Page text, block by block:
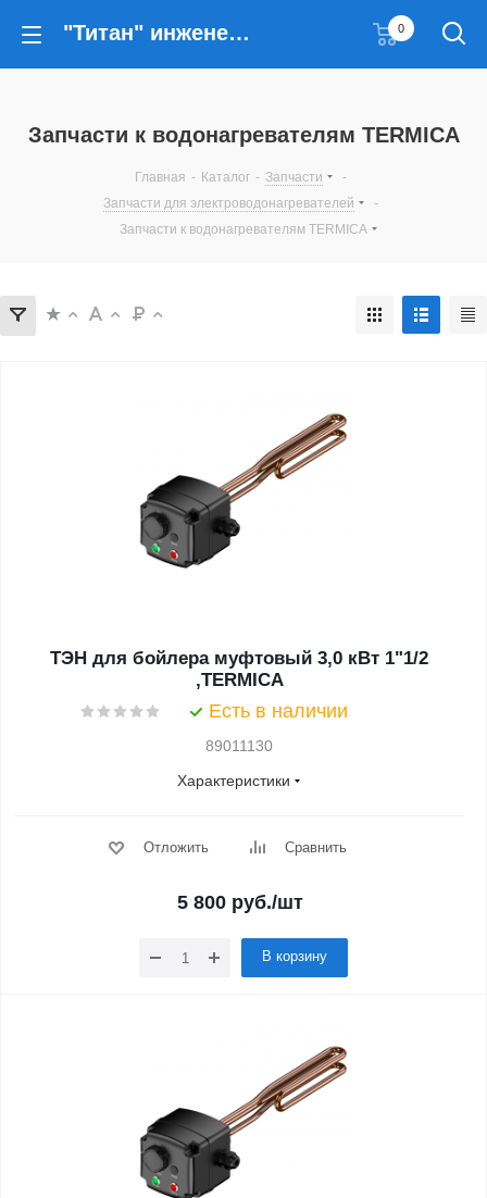
"Титан" инженерные решения 0
Запчасти к водонагревателям TERMICA
Главная - Каталог - Запчасти
-
Запчасти для электроводонагревателей
-
Запчасти к водонагревателям TERMICA
ТЭН для бойлера муфтовый 3,0 кВт 1"1/2
,TERMICA
Есть в наличии
89011130
Характеристики
Отложить Сравнить
5 800руб./шт
В корзину